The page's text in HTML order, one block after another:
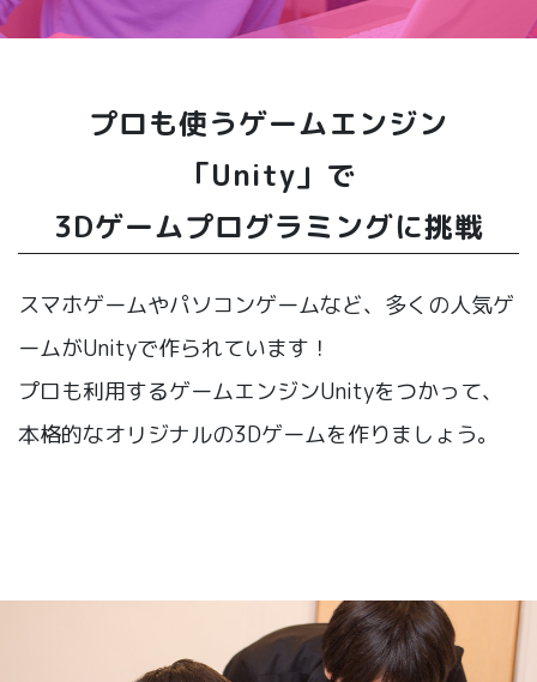
プロも使うゲームエンジン
「Unity」で
3Dゲームプログラミングに挑戦
スマホゲームやパソコンゲームなど、多くの人気ゲ
ームがUnityで作られています！
プロも利用するゲームエンジンUnityをつかって、
本格的なオリジナルの3Dゲームを作りましょう。